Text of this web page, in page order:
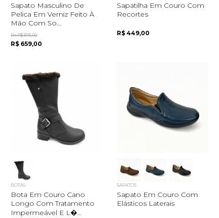
Sapato Masculino De
Pelica Em Verniz Feito À
Mão Com So...
De R$ 875,00
R$ 659,00
Sapatilha Em Couro Com
Recortes
R$ 449,00
BOTAS
Bota Em Couro Cano
Longo Com Tratamento
Impermeável E L�...
SAPATOS
Sapato Em Couro Com
Elásticos Laterais